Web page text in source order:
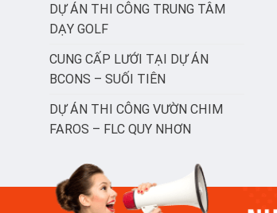
DỰ ÁN THI CÔNG TRUNG TÂM
DẠY GOLF
CUNG CẤP LƯỚI TẠI DỰ ÁN
BCONS – SUỐI TIÊN
DỰ ÁN THI CÔNG VƯỜN CHIM
FAROS – FLC QUY NHƠN